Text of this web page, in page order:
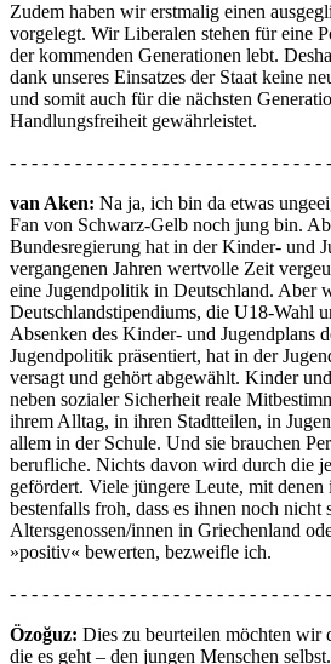
Zudem haben wir erstmalig einen
vorgelegt. Wir Liberalen stehen für eine
der kommenden Generationen lebt.
dank unseres Einsatzes der Staat keine
und somit auch für die nächsten
Handlungsfreiheit gewährleistet.
- - - - - - - - - - - - - - - - - - - - - - - - - - - - -
van Aken: Na ja, ich bin da etwas
Fan von Schwarz-Gelb noch jung bin.
Bundesregierung hat in der Kinder- und
vergangenen Jahren wertvolle Zeit
eine Jugendpolitik in Deutschland. Aber
Deutschlandstipendiums, die U18-Wahl
Absenken des Kinder- und Jugendplans
Jugendpolitik präsentiert, hat in der
versagt und gehört abgewählt. Kinder
neben sozialer Sicherheit reale
ihrem Alltag, in ihren Stadtteilen, in
allem in der Schule. Und sie brauchen
berufliche. Nichts davon wird durch die
gefördert. Viele jüngere Leute, mit denen
bestenfalls froh, dass es ihnen noch nicht
Altersgenossen/innen in Griechenland
»positiv« bewerten, bezweifle ich.
- - - - - - - - - - - - - - - - - - - - - - - - - - - - -
Özoğuz: Dies zu beurteilen möchten wir
die es geht – den jungen Menschen selbst.